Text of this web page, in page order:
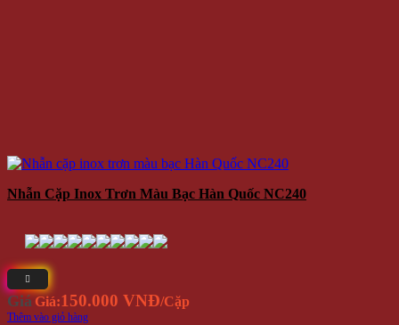
Nhẫn Cặp Inox Trơn Màu Bạc Hàn Quốc NC240
Giá Giá:150.000 VNĐ/Cặp
Thêm vào giỏ hàng